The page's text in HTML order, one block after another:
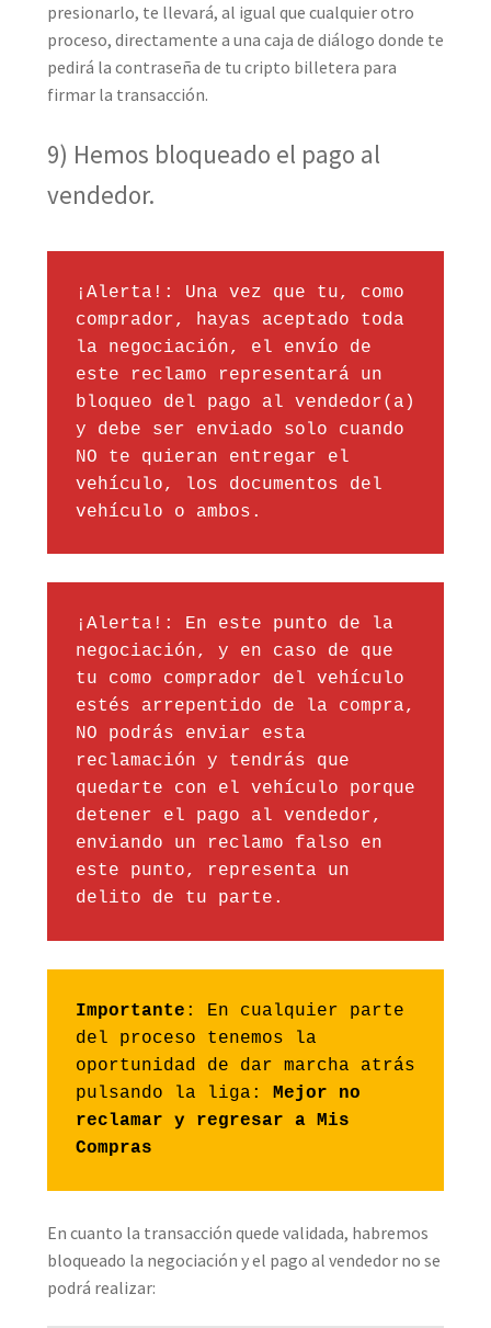
presionarlo, te llevará, al igual que cualquier otro
proceso, directamente a una caja de diálogo donde te
pedirá la contraseña de tu cripto billetera para
firmar la transacción.
9) Hemos bloqueado el pago al
vendedor.
¡Alerta!: Una vez que tu, como
comprador, hayas aceptado toda
la negociación, el envío de
este reclamo representará un
bloqueo del pago al vendedor(a)
y debe ser enviado solo cuando
NO te quieran entregar el
vehículo, los documentos del
vehículo o ambos.
¡Alerta!: En este punto de la
negociación, y en caso de que
tu como comprador del vehículo
estés arrepentido de la compra,
NO podrás enviar esta
reclamación y tendrás que
quedarte con el vehículo porque
detener el pago al vendedor,
enviando un reclamo falso en
este punto, representa un
delito de tu parte.
Importante : En cualquier parte
del proceso tenemos la
oportunidad de dar marcha atrás
pulsando la liga: Mejor no
reclamar y regresar a Mis
Compras
En cuanto la transacción quede validada, habremos
bloqueado la negociación y el pago al vendedor no se
podrá realizar: